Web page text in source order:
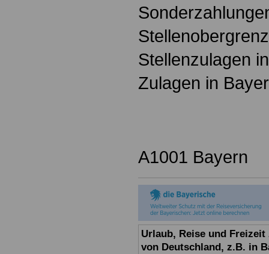
Stellenzulagen
Zulagen in
A1001 Bayern
Urlaub, Reise und
von Deutschland, z.B. in